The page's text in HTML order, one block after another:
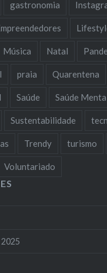
gastronomia
Música Natal
praia Quarentena
Saúde Saúde
Sustentabilidade
Trendy turismo
Voluntariado